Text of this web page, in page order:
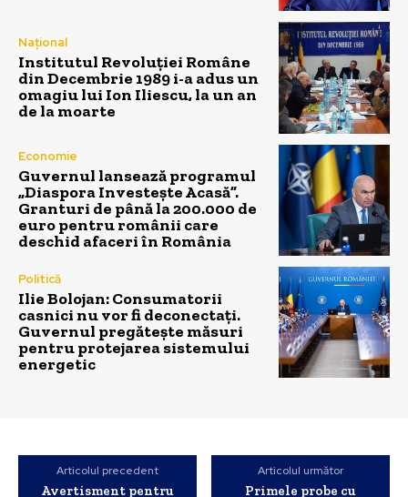
Național
Institutul Revoluției Române
din Decembrie 1989 i-a adus un
omagiu lui Ion Iliescu, la un an
de la moarte
Economie
Guvernul lansează programul
„Diaspora Investește Acasă”.
Granturi de până la 200.000 de
euro pentru românii care
deschid afaceri în România
Politică
Ilie Bolojan: Consumatorii
casnici nu vor fi deconectați.
Guvernul pregătește măsuri
pentru protejarea sistemului
energetic
Articolul precedent
Avertisment pentru
Articolul următor
Primele probe cu